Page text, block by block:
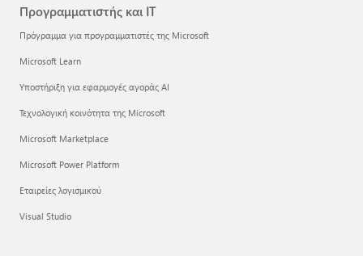
Προγραμματιστής και IT
Πρόγραμμα για προγραμματιστές της Microsoft
Microsoft Learn
Υποστήριξη για εφαρμογές αγοράς AI
Τεχνολογική κοινότητα της Microsoft
Microsoft Marketplace
Microsoft Power Platform
Εταιρείες λογισμικού
Visual Studio